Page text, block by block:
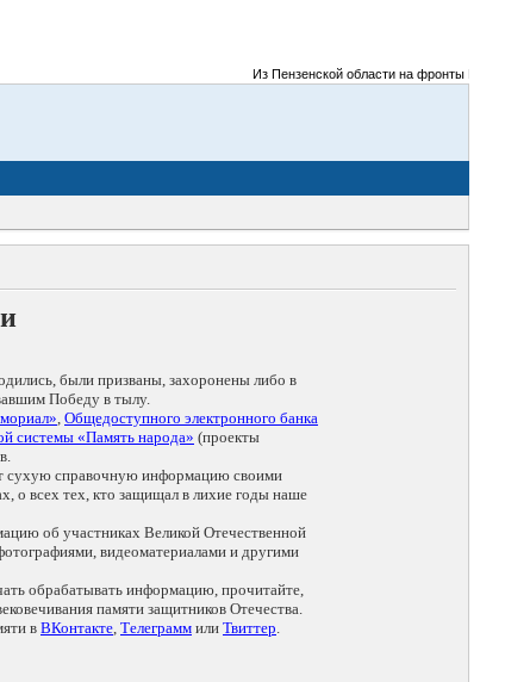
Из Пензенской области на фронты
были призваны, захоронены либо в
Победу в тылу.
, Общедоступного электронного банка
системы «Память народа» (проекты
сухую справочную информацию своими
о всех тех, кто защищал в лихие годы наше
об участниках Великой Отечественной
видеоматериалами и другими
обрабатывать информацию, прочитайте,
памяти защитников Отечества.
в ВКонтакте, Телеграмм или Твиттер.